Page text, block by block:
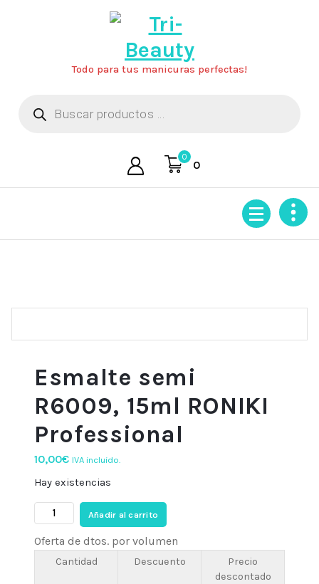
Todo para tus manicuras perfectas!
productos
0
0
Esmalte semi
R6009, 15ml RONIKI
Professional
10,00€ IVA incluido.
Hay existencias
Esmalte
semi
R6009,
15ml
Añadir al carrito
Oferta de dtos. por volumen
Cantidad Descuento
Precio
descontado